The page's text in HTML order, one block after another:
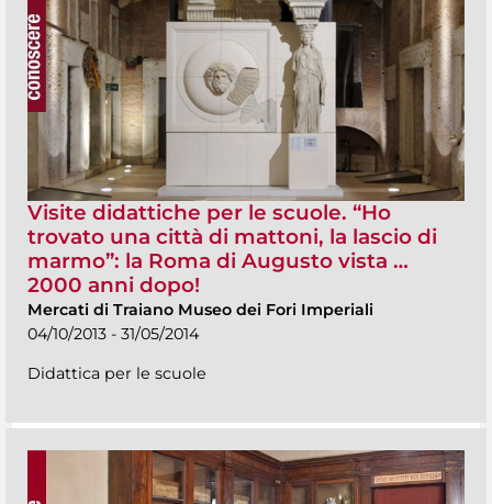
Visite didattiche per le scuole. “Ho
trovato una città di mattoni, la lascio di
marmo”: la Roma di Augusto vista …
2000 anni dopo!
Mercati di Traiano Museo dei Fori Imperiali
04/10/2013 - 31/05/2014
Didattica per le scuole